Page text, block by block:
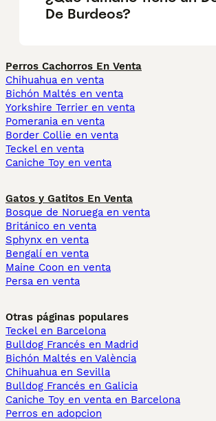
De Burdeos?
Perros Cachorros En Venta
Chihuahua en venta
Bichón Maltés en venta
Yorkshire Terrier en venta
Pomerania en venta
Border Collie en venta
Teckel en venta
Caniche Toy en venta
Gatos y Gatitos En Venta
Bosque de Noruega en venta
Británico en venta
Sphynx en venta
Bengalí en venta
Maine Coon en venta
Persa en venta
Otras páginas populares
Teckel en Barcelona
Bulldog Francés en Madrid
Bichón Maltés en València
Chihuahua en Sevilla
Bulldog Francés en Galicia
Caniche Toy en venta en Barcelona
Perros en adopcion